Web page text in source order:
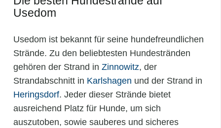
Usedom
Usedom ist bekannt für seine hundefreundlichen
Strände. Zu den beliebtesten Hundestränden
gehören der Strand in Zinnowitz, der
Strandabschnitt in Karlshagen und der Strand in
Heringsdorf. Jeder dieser Strände bietet
ausreichend Platz für Hunde, um sich
auszutoben, sowie sauberes und sicheres